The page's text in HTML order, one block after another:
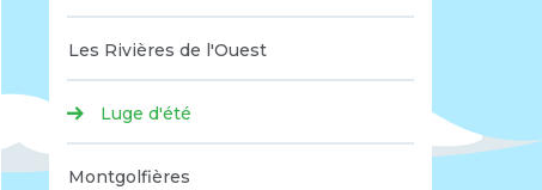
Les Rivières de l'Ouest
Luge d'été
Montgolfières